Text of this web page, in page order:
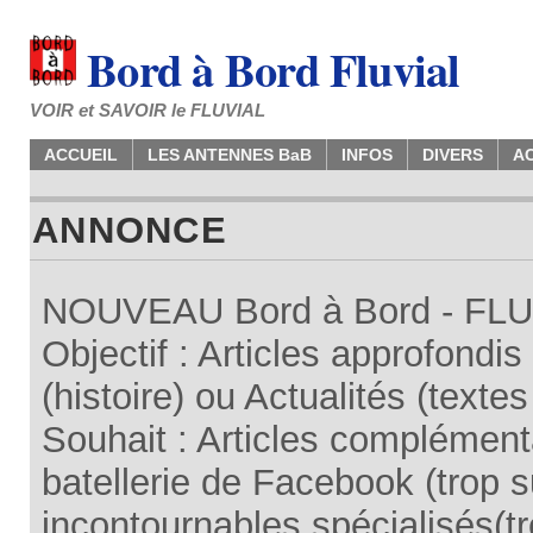
Bord à Bord Fluvial
VOIR et SAVOIR le FLUVIAL
ACCUEIL LES ANTENNES BaB INFOS DIVERS
ANNONCE
NOUVEAU Bord à Bord -
Objectif : Articles
(histoire) ou Actualités
Souhait : Articles
batellerie de Facebook (trop